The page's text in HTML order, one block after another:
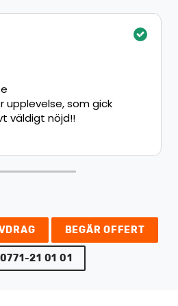
upplevelse, som gick
väldigt nöjd!!
BEGÄR OFFERT
21 01 01